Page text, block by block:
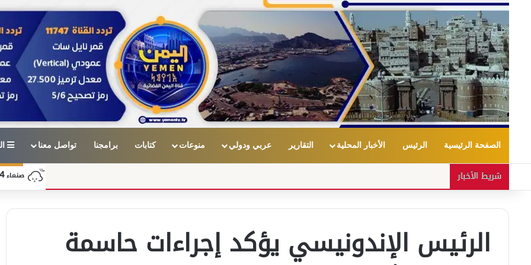
الصفحة الرئيسية الرئيس الأخبار المحلية التقارير عربي ودولي منوعات كتابات برامجنا تواصل معنا
شريط الأخبار صنعاء
الرئيس الإندونيسي يؤكد إجراءات حاسمة